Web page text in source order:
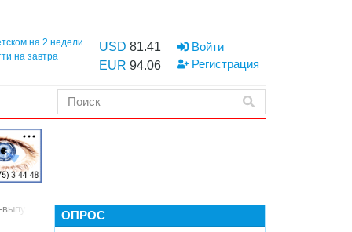
на 2 недели
на завтра
USD 81.41
EUR 94.06
Войти
Регистрация
ОПРОС